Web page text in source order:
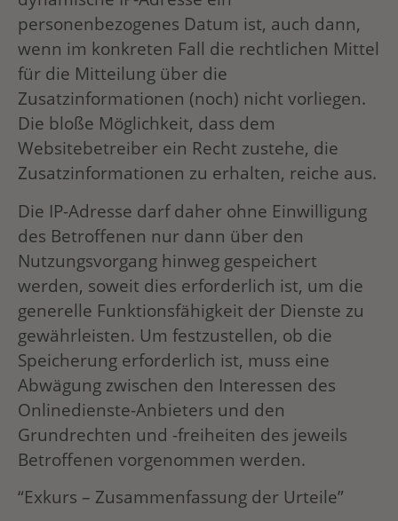
personenbezogenes Datum ist, auch dann,
wenn im konkreten Fall die rechtlichen Mittel
für die Mitteilung über die
Zusatzinformationen (noch) nicht vorliegen.
Die bloße Möglichkeit, dass dem
Websitebetreiber ein Recht zustehe, die
Zusatzinformationen zu erhalten, reiche aus.
Die IP-Adresse darf daher ohne Einwilligung
des Betroffenen nur dann über den
Nutzungsvorgang hinweg gespeichert
werden, soweit dies erforderlich ist, um die
generelle Funktionsfähigkeit der Dienste zu
gewährleisten. Um festzustellen, ob die
Speicherung erforderlich ist, muss eine
Abwägung zwischen den Interessen des
Onlinedienste-Anbieters und den
Grundrechten und -freiheiten des jeweils
Betroffenen vorgenommen werden.
“Exkurs – Zusammenfassung der Urteile”